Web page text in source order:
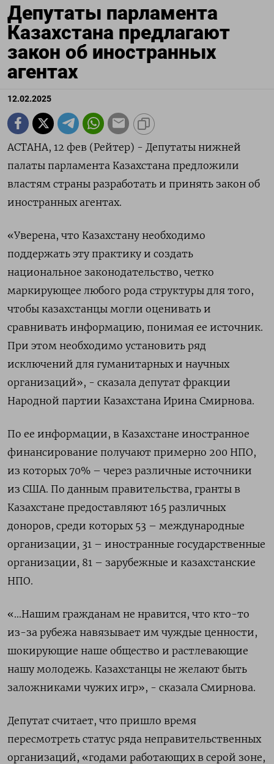
Депутаты парламента
Казахстана предлагают
закон об иностранных
агентах
12.02.2025
АСТАНА, 12 фев (Рейтер) - Депутаты нижней
палаты парламента Казахстана предложили
властям страны разработать и принять закон об
иностранных агентах.
«Уверена, что Казахстану необходимо
поддержать эту практику и создать
национальное законодательство, четко
маркирующее любого рода структуры для того,
чтобы казахстанцы могли оценивать и
сравнивать информацию, понимая ее источник.
При этом необходимо установить ряд
исключений для гуманитарных и научных
организаций», - сказала депутат фракции
Народной партии Казахстана Ирина Смирнова.
По ее информации, в Казахстане иностранное
финансирование получают примерно 200 НПО,
из которых 70% – через различные источники
из США. По данным правительства, гранты в
Казахстане предоставляют 165 различных
доноров, среди которых 53 – международные
организации, 31 – иностранные государственные
организации, 81 – зарубежные и казахстанские
НПО.
«...Нашим гражданам не нравится, что кто-то
из-за рубежа навязывает им чуждые ценности,
шокирующие наше общество и растлевающие
нашу молодежь. Казахстанцы не желают быть
заложниками чужих игр», - сказала Смирнова.
Депутат считает, что пришло время
пересмотреть статус ряда неправительственных
организаций, «годами работающих в серой зоне,